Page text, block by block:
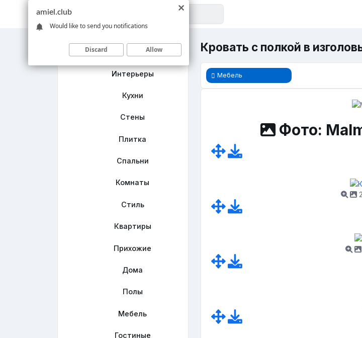
Главная
Интерьеры
Кухни
Стены
Плитка
Спальни
Комнаты
Стиль
Квартиры
Прихожие
Дома
Полы
Мебель
Гостиные
Кровать с полкой в
Мебель
Фото:
amiel.club
Would like to send you notifications
Discard Allow